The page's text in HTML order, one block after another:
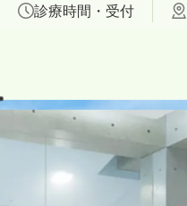
診療科
当院について
診療時間・受付